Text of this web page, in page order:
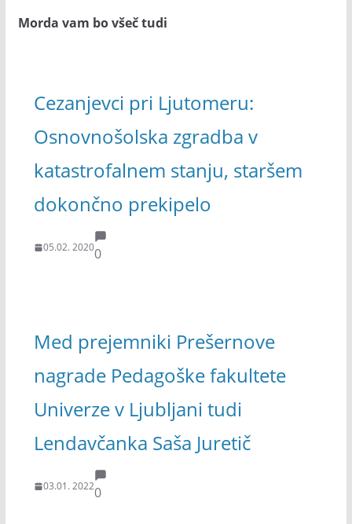
Morda vam bo všeč tudi
Cezanjevci pri Ljutomeru:
Osnovnošolska zgradba v
katastrofalnem stanju, staršem
dokončno prekipelo
05.02. 20200
Med prejemniki Prešernove
nagrade Pedagoške fakultete
Univerze v Ljubljani tudi
Lendavčanka Saša Juretič
03.01. 20220